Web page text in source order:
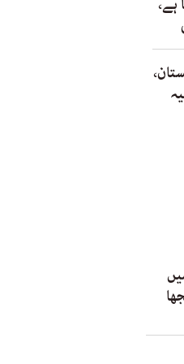
ہے،